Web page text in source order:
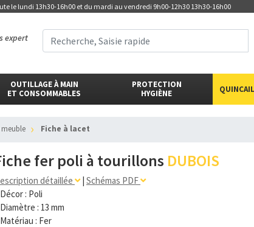
le lundi 13h30-16h00 et du mardi au vendredi 9h00-12h30 13h30-16h00
expert
OUTILLAGE À MAIN
ET CONSOMMABLES
PROTECTION
HYGIÈNE
meuble Fiche à lacet
fer poli à tourillons DUBOIS
détaillée | Schémas PDF
Décor : Poli
Diamètre : 13 mm
Matériau : Fer